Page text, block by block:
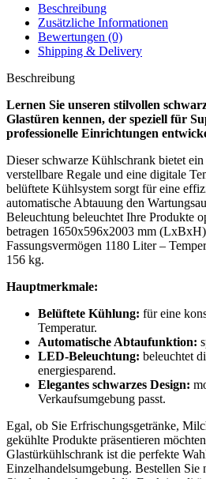
Beschreibung
Zusätzliche Informationen
Bewertungen (0)
Shipping & Delivery
Beschreibung
Lernen Sie unseren stilvollen
Glastüren kennen, der speziell für
professionelle Einrichtungen
Dieser schwarze Kühlschrank bietet
verstellbare Regale und eine digitale
belüftete Kühlsystem sorgt für eine
automatische Abtauung den
Beleuchtung beleuchtet Ihre Produkte
betragen 1650x596x2003 mm
Fassungsvermögen 1180 Liter –
156 kg.
Hauptmerkmale:
Belüftete Kühlung: für eine
Temperatur.
Automatische Abtaufunktion:
LED-Beleuchtung: beleuchtet
energiesparend.
Elegantes schwarzes Design:
Verkaufsumgebung passt.
Egal, ob Sie Erfrischungsgetränke,
gekühlte Produkte präsentieren
Glastürkühlschrank ist die perfekte
Einzelhandelsumgebung. Bestellen Sie